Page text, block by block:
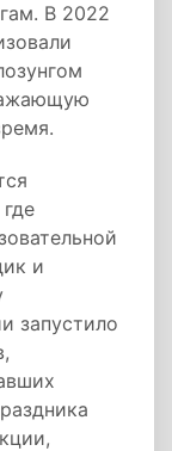
В 2022
и
запустило